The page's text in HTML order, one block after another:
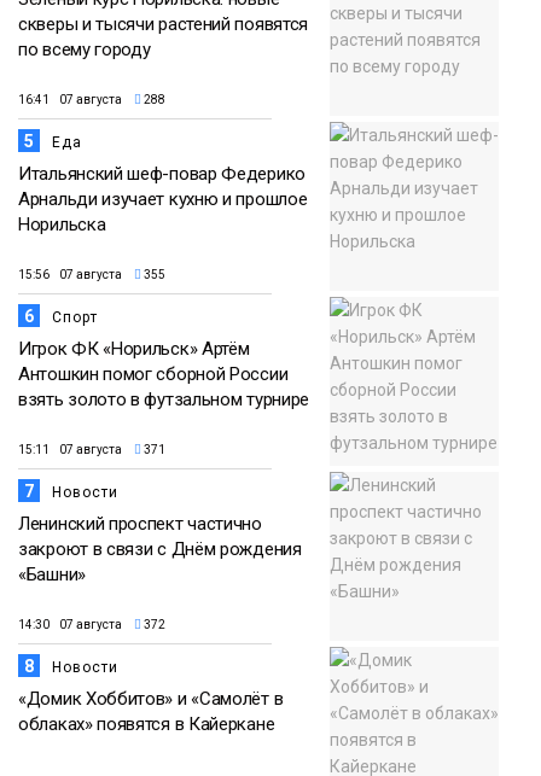
скверы и тысячи растений появятся
по всему городу
16:41 07 августа 288
5 Еда
Итальянский шеф-повар Федерико
Арнальди изучает кухню и прошлое
Норильска
15:56 07 августа 355
6 Спорт
Игрок ФК «Норильск» Артём
Антошкин помог сборной России
взять золото в футзальном турнире
15:11 07 августа 371
7 Новости
Ленинский проспект частично
закроют в связи с Днём рождения
«Башни»
14:30 07 августа 372
8 Новости
«Домик Хоббитов» и «Самолёт в
облаках» появятся в Кайеркане